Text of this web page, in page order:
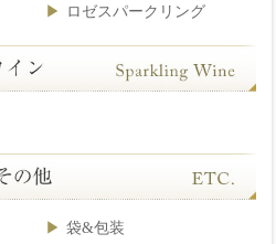
ロゼスパークリング
袋&包装